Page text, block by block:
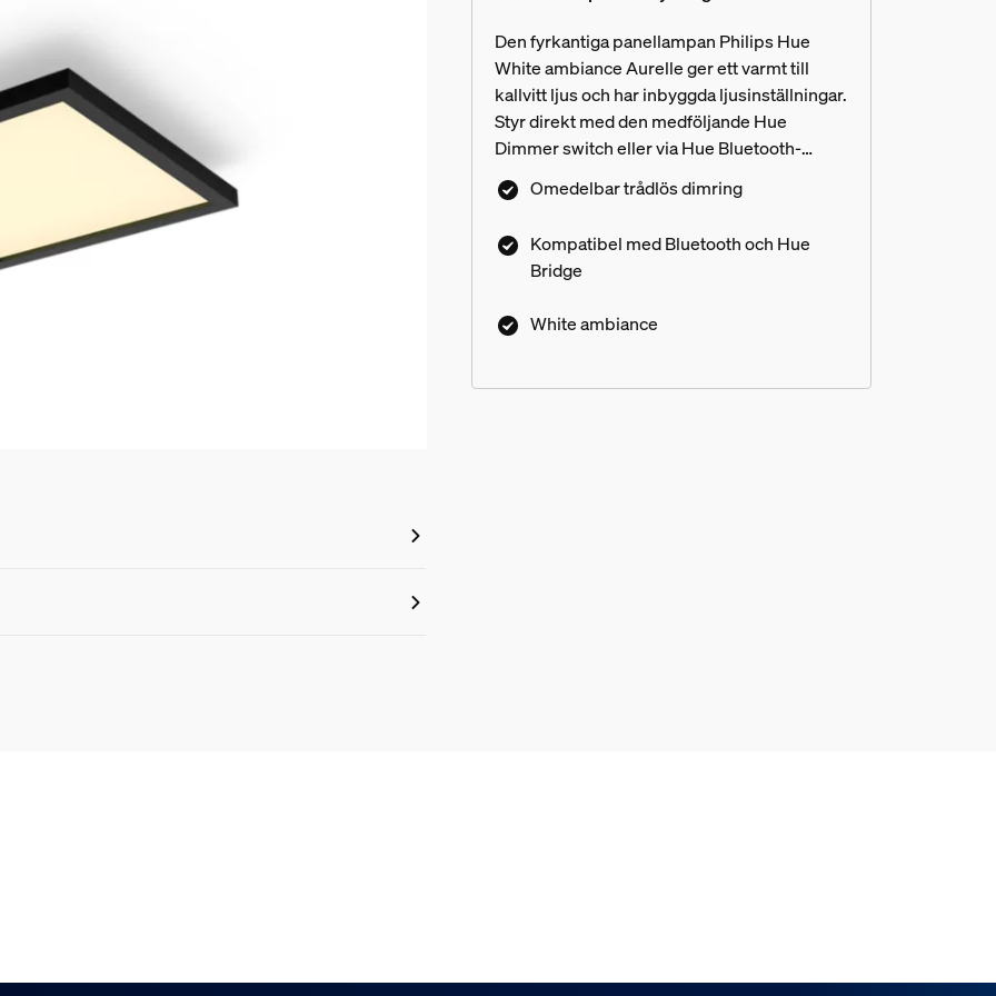
Den fyrkantiga panellampan Philips Hue
White ambiance Aurelle ger ett varmt till
kallvitt ljus och har inbyggda ljusinställningar.
Styr direkt med den medföljande Hue
Dimmer switch eller via Hue Bluetooth-
appen. Lägg till en Philips Hue Bridge och
upptäck alla smarta belysningsfunktioner.
Omedelbar trådlös dimring
Kompatibel med Bluetooth och Hue
Bridge
White ambiance